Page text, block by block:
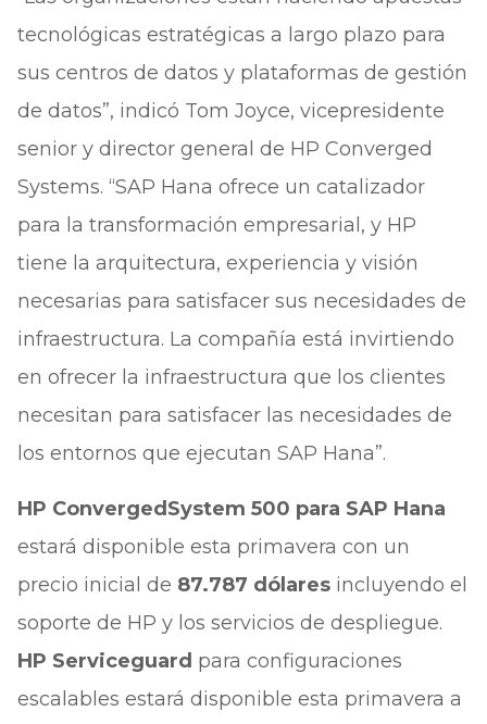
tecnológicas estratégicas a largo plazo para
sus centros de datos y plataformas de gestión
de datos”, indicó Tom Joyce, vicepresidente
senior y director general de HP Converged
Systems. “SAP Hana ofrece un catalizador
para la transformación empresarial, y HP
tiene la arquitectura, experiencia y visión
necesarias para satisfacer sus necesidades de
infraestructura. La compañía está invirtiendo
en ofrecer la infraestructura que los clientes
necesitan para satisfacer las necesidades de
los entornos que ejecutan SAP Hana”.
HP ConvergedSystem 500 para SAP Hana
estará disponible esta primavera con un
precio inicial de 87.787 dólares incluyendo el
soporte de HP y los servicios de despliegue.
HP Serviceguard para configuraciones
escalables estará disponible esta primavera a